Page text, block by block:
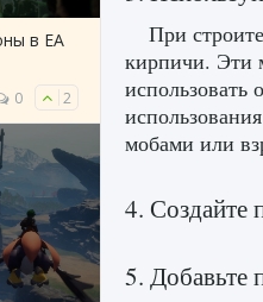
в EA
0 2
При
кирпичи. Эти
использовать
мобами или
4. Создайте
5. Добавьте